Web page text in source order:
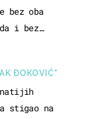
oba
i bez
ĐOKOVIĆ"
stigao na